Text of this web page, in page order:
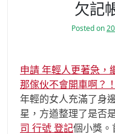
欠記
Posted on
申請 年輕人更著急，
那傢伙不會開車啊？
年輕的女人充滿了身
星，方遒整理了是否
司 行號 登記個小獎。